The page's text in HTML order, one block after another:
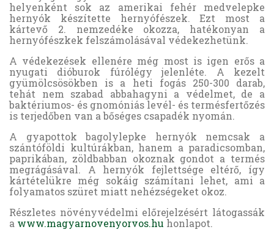
helyenként sok az amerikai fehér medvelepke
hernyók készítette hernyófészek. Ezt most a
kártevő 2. nemzedéke okozza, hatékonyan a
hernyófészkek felszámolásával védekezhetünk.
A védekezések ellenére még most is igen erős a
nyugati dióburok fúrólégy jelenléte. A kezelt
gyümölcsösökben is a heti fogás 250-300 darab,
tehát nem szabad abbahagyni a védelmet, de a
baktériumos- és gnomóniás levél- és termésfertőzés
is terjedőben van a bőséges csapadék nyomán.
A gyapottok bagolylepke hernyók nemcsak a
szántóföldi kultúrákban, hanem a paradicsomban,
paprikában, zöldbabban okoznak gondot a termés
megrágásával. A hernyók fejlettsége eltérő, így
kártételükre még sokáig számítani lehet, ami a
folyamatos szüret miatt nehézségeket okoz.
Részletes növényvédelmi előrejelzésért látogassák
a www.magyarnovenyorvos.hu honlapot.